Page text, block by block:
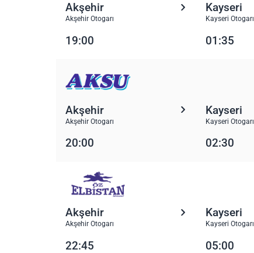
Akşehir
Akşehir Otogarı
Kayseri
Kayseri Otogarı
19:00 01:35
Akşehir
Akşehir Otogarı
Kayseri
Kayseri Otogarı
20:00 02:30
Akşehir
Akşehir Otogarı
Kayseri
Kayseri Otogarı
22:45 05:00